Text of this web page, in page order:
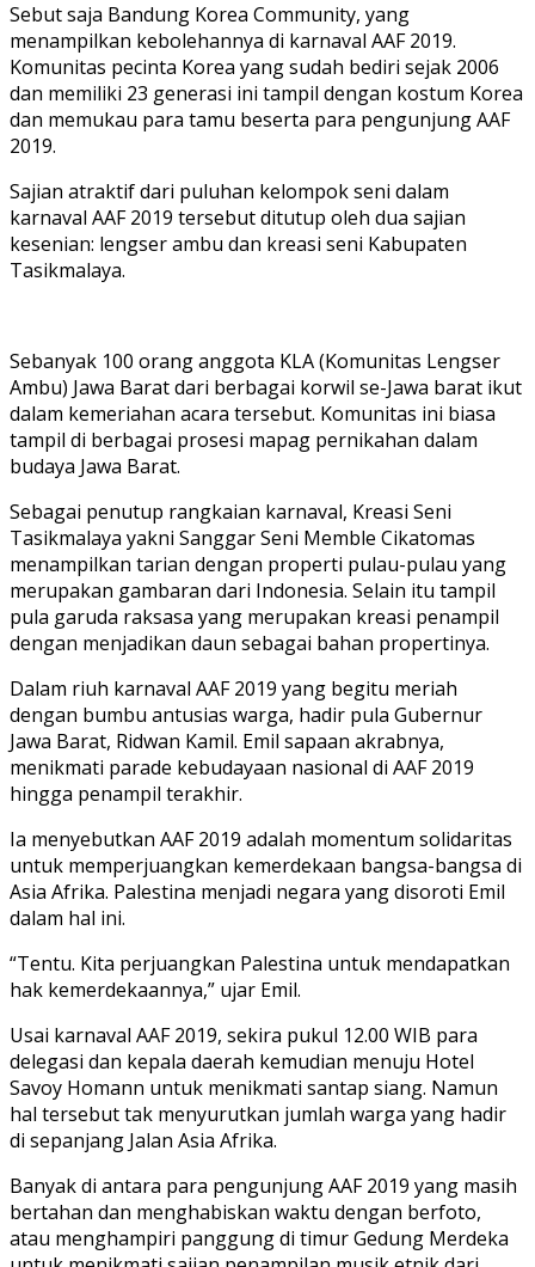
Sebut saja Bandung Korea Community, yang
menampilkan kebolehannya di karnaval AAF 2019.
Komunitas pecinta Korea yang sudah bediri sejak 2006
dan memiliki 23 generasi ini tampil dengan kostum Korea
dan memukau para tamu beserta para pengunjung AAF
2019.
Sajian atraktif dari puluhan kelompok seni dalam
karnaval AAF 2019 tersebut ditutup oleh dua sajian
kesenian: lengser ambu dan kreasi seni Kabupaten
Tasikmalaya.
Sebanyak 100 orang anggota KLA (Komunitas Lengser
Ambu) Jawa Barat dari berbagai korwil se-Jawa barat ikut
dalam kemeriahan acara tersebut. Komunitas ini biasa
tampil di berbagai prosesi mapag pernikahan dalam
budaya Jawa Barat.
Sebagai penutup rangkaian karnaval, Kreasi Seni
Tasikmalaya yakni Sanggar Seni Memble Cikatomas
menampilkan tarian dengan properti pulau-pulau yang
merupakan gambaran dari Indonesia. Selain itu tampil
pula garuda raksasa yang merupakan kreasi penampil
dengan menjadikan daun sebagai bahan propertinya.
Dalam riuh karnaval AAF 2019 yang begitu meriah
dengan bumbu antusias warga, hadir pula Gubernur
Jawa Barat, Ridwan Kamil. Emil sapaan akrabnya,
menikmati parade kebudayaan nasional di AAF 2019
hingga penampil terakhir.
Ia menyebutkan AAF 2019 adalah momentum solidaritas
untuk memperjuangkan kemerdekaan bangsa-bangsa di
Asia Afrika. Palestina menjadi negara yang disoroti Emil
dalam hal ini.
“Tentu. Kita perjuangkan Palestina untuk mendapatkan
hak kemerdekaannya,” ujar Emil.
Usai karnaval AAF 2019, sekira pukul 12.00 WIB para
delegasi dan kepala daerah kemudian menuju Hotel
Savoy Homann untuk menikmati santap siang. Namun
hal tersebut tak menyurutkan jumlah warga yang hadir
di sepanjang Jalan Asia Afrika.
Banyak di antara para pengunjung AAF 2019 yang masih
bertahan dan menghabiskan waktu dengan berfoto,
atau menghampiri panggung di timur Gedung Merdeka